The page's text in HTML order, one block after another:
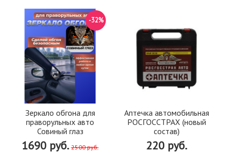
Зеркало обгона для
праворульных авто
Совиный глаз
1690 руб. 2500 руб.
-32%
Аптечка автомобильная
РОСГОССТРАХ (новый
состав)
220 руб.